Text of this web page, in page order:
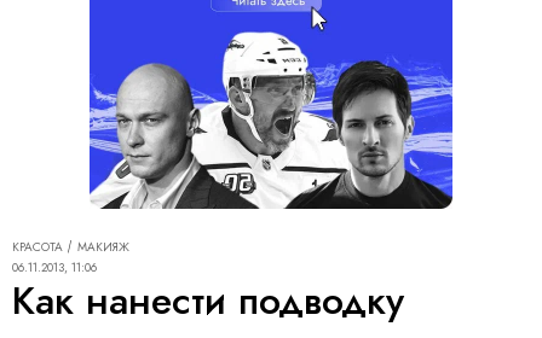
КРАСОТА
МАКИЯЖ
06.11.2013, 11:06
Как нанести подводку